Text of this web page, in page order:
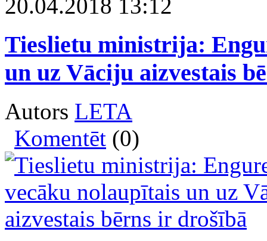
20.04.2018 13:12
Tieslietu ministrija:
un uz Vāciju aizvestais
Autors LETA
Komentēt (0)